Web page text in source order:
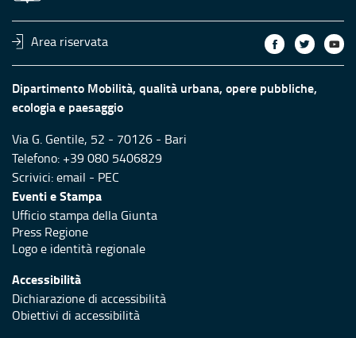
Area riservata
Dipartimento Mobilità, qualità urbana, opere pubbliche,
ecologia e paesaggio
Via G. Gentile, 52 - 70126 - Bari
Telefono: +39 080 5406829
Scrivici:email - PEC
Eventi e Stampa
Ufficio stampa della Giunta
Press Regione
Logo e identità regionale
Accessibilità
Dichiarazione di accessibilità
Obiettivi di accessibilità